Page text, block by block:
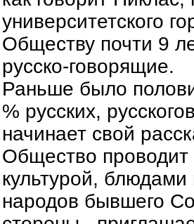
университетского
Обществу почти 9
русско-говорящие.
Раньше было
% русских,
начинает свой
Общество проводит
культурой,
народов бывшего